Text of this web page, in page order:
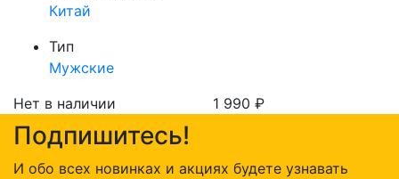
Китай
Тип
Мужские
Нет в наличии
1 990 ₽
Подпишитесь!
И обо всех новинках и акциях будете узнавать